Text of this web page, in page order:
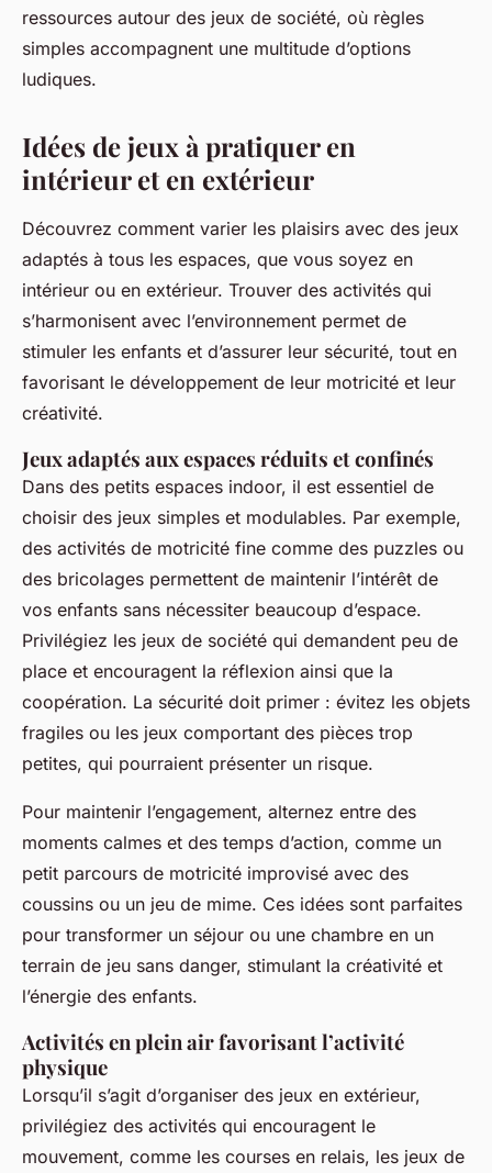
ressources autour des jeux de société, où règles
simples accompagnent une multitude d’options
ludiques.
Idées de jeux à pratiquer en
intérieur et en extérieur
Découvrez comment varier les plaisirs avec des jeux
adaptés à tous les espaces, que vous soyez en
intérieur ou en extérieur. Trouver des activités qui
s’harmonisent avec l’environnement permet de
stimuler les enfants et d’assurer leur sécurité, tout en
favorisant le développement de leur motricité et leur
créativité.
Jeux adaptés aux espaces réduits et confinés
Dans des petits espaces indoor, il est essentiel de
choisir des jeux simples et modulables. Par exemple,
des activités de motricité fine comme des puzzles ou
des bricolages permettent de maintenir l’intérêt de
vos enfants sans nécessiter beaucoup d’espace.
Privilégiez les jeux de société qui demandent peu de
place et encouragent la réflexion ainsi que la
coopération. La sécurité doit primer : évitez les objets
fragiles ou les jeux comportant des pièces trop
petites, qui pourraient présenter un risque.
Pour maintenir l’engagement, alternez entre des
moments calmes et des temps d’action, comme un
petit parcours de motricité improvisé avec des
coussins ou un jeu de mime. Ces idées sont parfaites
pour transformer un séjour ou une chambre en un
terrain de jeu sans danger, stimulant la créativité et
l’énergie des enfants.
Activités en plein air favorisant l’activité
physique
Lorsqu’il s’agit d’organiser des jeux en extérieur,
privilégiez des activités qui encouragent le
mouvement, comme les courses en relais, les jeux de